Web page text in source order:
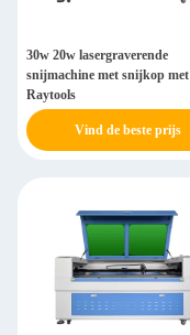
30w 20w lasergraverende
snijmachine met snijkop met
Raytools
Vind de beste prijs